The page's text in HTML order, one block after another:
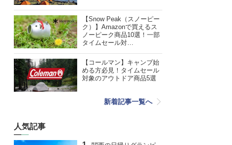
【Snow Peak（スノーピー
ク）】Amazonで買えるス
ノーピーク商品10選！一部
タイムセール対…
【コールマン】キャンプ始
める方必見！タイムセール
対象のアウトドア商品5選
新着記事一覧へ
人気記事